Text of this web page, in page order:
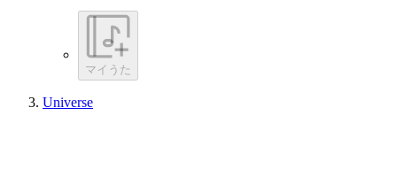
マイうた
Universe